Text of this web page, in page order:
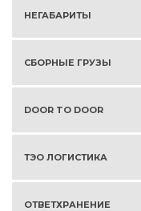
НЕГАБАРИТЫ
СБОРНЫЕ ГРУЗЫ
DOOR TO DOOR
ТЭО ЛОГИСТИКА
ОТВЕТХРАНЕНИЕ